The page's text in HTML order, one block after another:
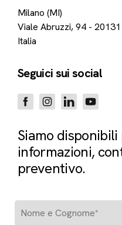
Milano (MI)
Viale Abruzzi, 94 - 20131
Italia
Seguici sui social
Siamo
informazioni,
preventivo.